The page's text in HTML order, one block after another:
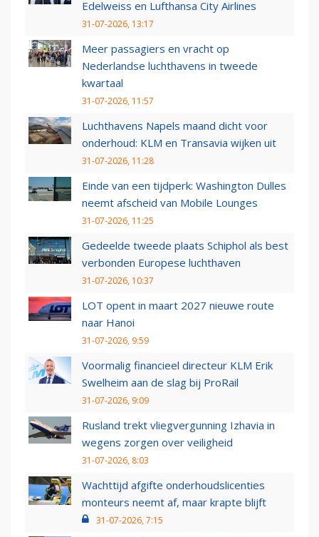
Edelweiss en Lufthansa City Airlines
31-07-2026, 13:17
Meer passagiers en vracht op
Nederlandse luchthavens in tweede
kwartaal
31-07-2026, 11:57
Luchthavens Napels maand dicht voor
onderhoud: KLM en Transavia wijken uit
31-07-2026, 11:28
Einde van een tijdperk: Washington Dulles
neemt afscheid van Mobile Lounges
31-07-2026, 11:25
Gedeelde tweede plaats Schiphol als best
verbonden Europese luchthaven
31-07-2026, 10:37
LOT opent in maart 2027 nieuwe route
naar Hanoi
31-07-2026, 9:59
Voormalig financieel directeur KLM Erik
Swelheim aan de slag bij ProRail
31-07-2026, 9:09
Rusland trekt vliegvergunning Izhavia in
wegens zorgen over veiligheid
31-07-2026, 8:03
Wachttijd afgifte onderhoudslicenties
monteurs neemt af, maar krapte blijft
31-07-2026, 7:15